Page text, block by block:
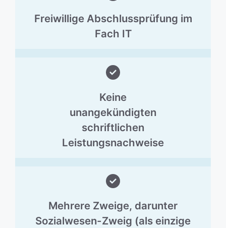
Freiwillige Abschlussprüfung im
Fach IT
Keine
unangekündigten
schriftlichen
Leistungsnachweise
Mehrere Zweige, darunter
Sozialwesen-Zweig (als einzige